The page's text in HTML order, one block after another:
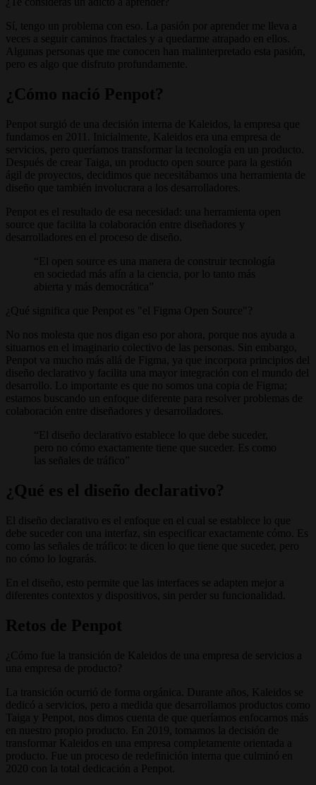
Sí, tengo un problema con eso. La pasión por aprender me lleva a
veces a seguir caminos fractales y a quedarme atrapado en ellos.
Algunas personas que me conocen han malinterpretado esta pasión,
pero es algo que disfruto profundamente.
¿Cómo nació Penpot?
Penpot surgió de una decisión interna de Kaleidos, la empresa que
fundamos en 2011. Inicialmente, Kaleidos era una empresa de
servicios, pero queríamos transformar la tecnología en un producto.
Después de crear Taiga, un producto open source para la gestión
ágil de proyectos, decidimos que necesitábamos una herramienta de
diseño que también involucrara a los desarrolladores.
Penpot es el resultado de esa necesidad: una herramienta open
source que facilita la colaboración entre diseñadores y
desarrolladores en el proceso de diseño.
El open source es una manera de construir tecnología
en sociedad más afín a la ciencia, por lo tanto más
abierta y más democrática
¿Qué significa que Penpot es "el Figma Open Source"?
No nos molesta que nos digan eso por ahora, porque nos ayuda a
situarnos en el imaginario colectivo de las personas. Sin embargo,
Penpot va mucho más allá de Figma, ya que incorpora principios del
diseño declarativo y facilita una mayor integración con el mundo del
desarrollo. Lo importante es que no somos una copia de Figma;
estamos buscando un enfoque diferente para resolver problemas de
colaboración entre diseñadores y desarrolladores.
El diseño declarativo establece lo que debe suceder,
pero no cómo exactamente tiene que suceder. Es como
las señales de tráfico
¿Qué es el diseño declarativo?
El diseño declarativo es el enfoque en el cual se establece lo que
debe suceder con una interfaz, sin especificar exactamente cómo. Es
como las señales de tráfico: te dicen lo que tiene que suceder, pero
no cómo lo lograrás.
En el diseño, esto permite que las interfaces se adapten mejor a
diferentes contextos y dispositivos, sin perder su funcionalidad.
Retos de Penpot
¿Cómo fue la transición de Kaleidos de una empresa de servicios a
una empresa de producto?
La transición ocurrió de forma orgánica. Durante años, Kaleidos se
dedicó a servicios, pero a medida que desarrollamos productos como
Taiga y Penpot, nos dimos cuenta de que queríamos enfocarnos más
en nuestro propio producto. En 2019, tomamos la decisión de
transformar Kaleidos en una empresa completamente orientada a
producto. Fue un proceso de redefinición interna que culminó en
2020 con la total dedicación a Penpot.